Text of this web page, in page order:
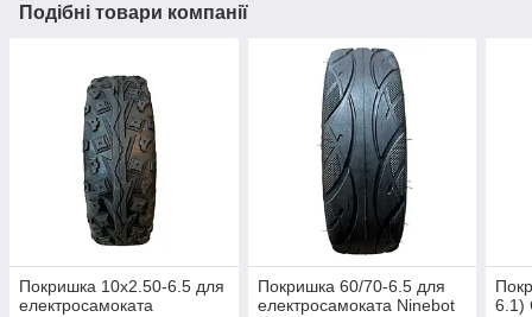
Подібні товари компанії
Покришка 10х2.50-6.5 для
електросамоката
Покришка 60/70-6.5 для
електросамоката Ninebot
6.1)